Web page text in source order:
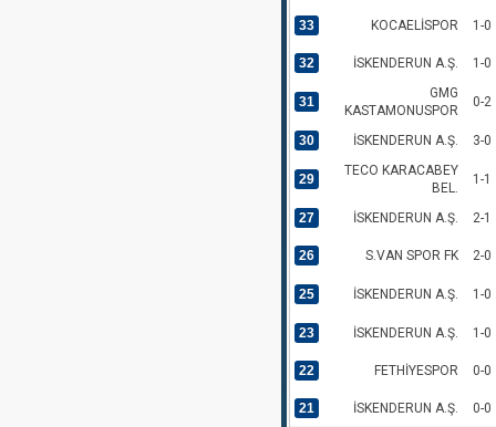
33 KOCAELİSPOR 1-0
32 İSKENDERUN A.Ş. 1-0
31
GMG
KASTAMONUSPOR
0-2
30 İSKENDERUN A.Ş. 3-0
29
TECO KARACABEY
BEL.
1-1
27 İSKENDERUN A.Ş. 2-1
26 S.VAN SPOR FK 2-0
25 İSKENDERUN A.Ş. 1-0
23 İSKENDERUN A.Ş. 1-0
22 FETHİYESPOR 0-0
21 İSKENDERUN A.Ş. 0-0